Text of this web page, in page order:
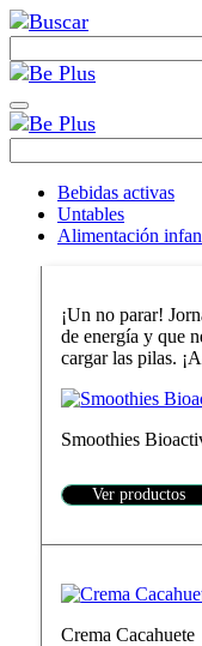
Bebidas activas
Untables
Alimentación
¡Un no parar!
de energía y que
cargar las pilas.
Smoothies
Ver productos
Crema Cacahuete